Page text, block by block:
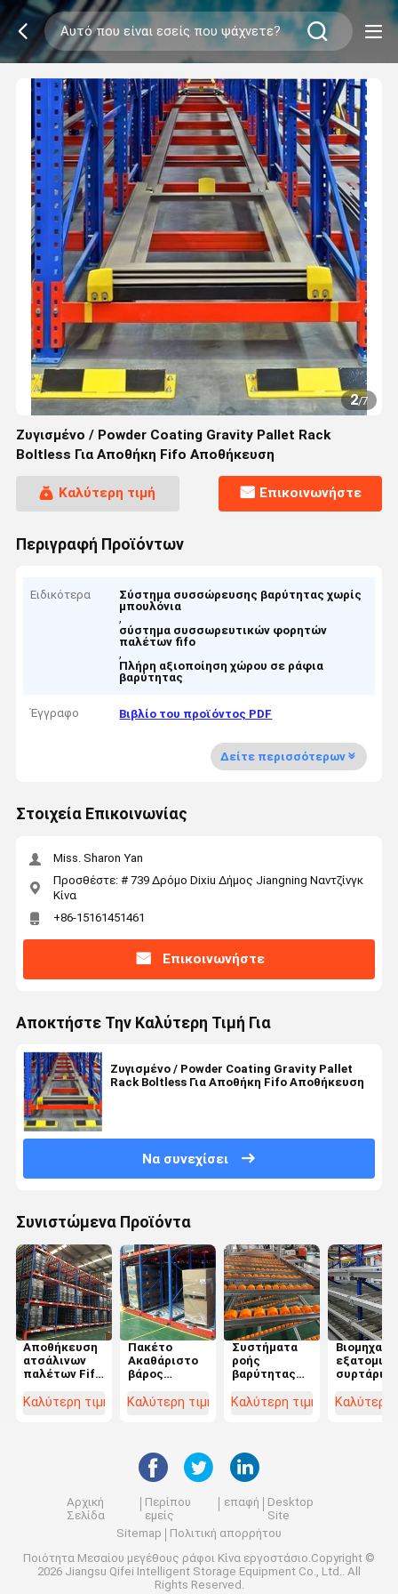
2/7
Ζυγισμένο / Powder Coating Gravity Pallet Rack
Boltless Για Αποθήκη Fifo Αποθήκευση
Καλύτερη τιμή Επικοινωνήστε
Περιγραφή Προϊόντων
Ειδικότερα
Σύστημα συσσώρευσης βαρύτητας χωρίς
μπουλόνια
,
σύστημα συσσωρευτικών φορητών
παλέτων fifo
,
Πλήρη αξιοποίηση χώρου σε ράφια
βαρύτητας
Έγγραφο Βιβλίο του προϊόντος PDF
Δείτε περισσότερων
Στοιχεία Επικοινωνίας
Miss. Sharon Yan
Προσθέστε: # 739 Δρόμο Dixiu Δήμος Jiangning Ναντζίνγκ
Κίνα
+86-15161451461
Επικοινωνήστε
Αποκτήστε Την Καλύτερη Τιμή Για
Ζυγισμένο / Powder Coating Gravity Pallet
Rack Boltless Για Αποθήκη Fifo Αποθήκευση
Να συνεχίσει
Συνιστώμενα Προϊόντα
Αποθήκευση
ατσάλινων
παλέτων Fifo
εξοπλισμό
αποθήκης
Καλύτερη τιμή
Πακέτο
Ακαθάριστο
βάρος
Χρυσαφένιο
Καλύτερη τιμή
Συστήματα
ροής
βαρύτητας
χαρτόνια,
ράφια ροής
συνολικό
βάρος
200.000 kg
Καλύτερη τιμή
συρτάρια
από
Καλύτερη
Αρχική
Σελίδα
Περίπου
εμείς
επαφή
Desktop
Site
Sitemap
Πολιτική απορρήτου
Ποιότητα Μεσαίου μεγέθους ράφοι Κίνα εργοστάσιο.Copyright ©
2026 Jiangsu Qifei Intelligent Storage Equipment Co., Ltd.. All
Rights Reserved.